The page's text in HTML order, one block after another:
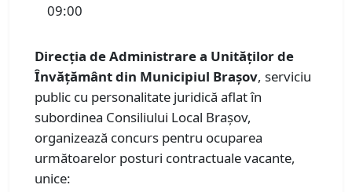
09:00
Direcția de Administrare a Unităților de
Învățământ din Municipiul Brașov, serviciu
public cu personalitate juridică aflat în
subordinea Consiliului Local Braşov,
organizează concurs pentru ocuparea
următoarelor posturi contractuale vacante,
unice: